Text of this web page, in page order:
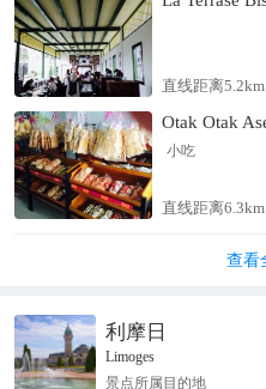
直线距离5.2km
Otak Otak
小吃
直线距离6.3km
查看
利摩日
Limoges
景点所属目的地